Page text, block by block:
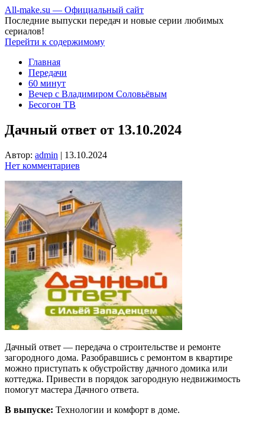
All-make.su — Официальный сайт
Последние выпуски передач и новые серии любимых
сериалов!
Перейти к содержимому
Главная
Передачи
60 минут
Вечер с Владимиром Соловьёвым
Бесогон ТВ
Дачный ответ от 13.10.2024
Автор: admin | 13.10.2024
Нет комментариев
Дачный ответ — передача о строительстве и ремонте
загородного дома. Разобравшись с ремонтом в квартире
можно приступать к обустройству дачного домика или
коттеджа. Привести в порядок загородную недвижимость
помогут мастера Дачного ответа.
В выпуске: Технологии и комфорт в доме.